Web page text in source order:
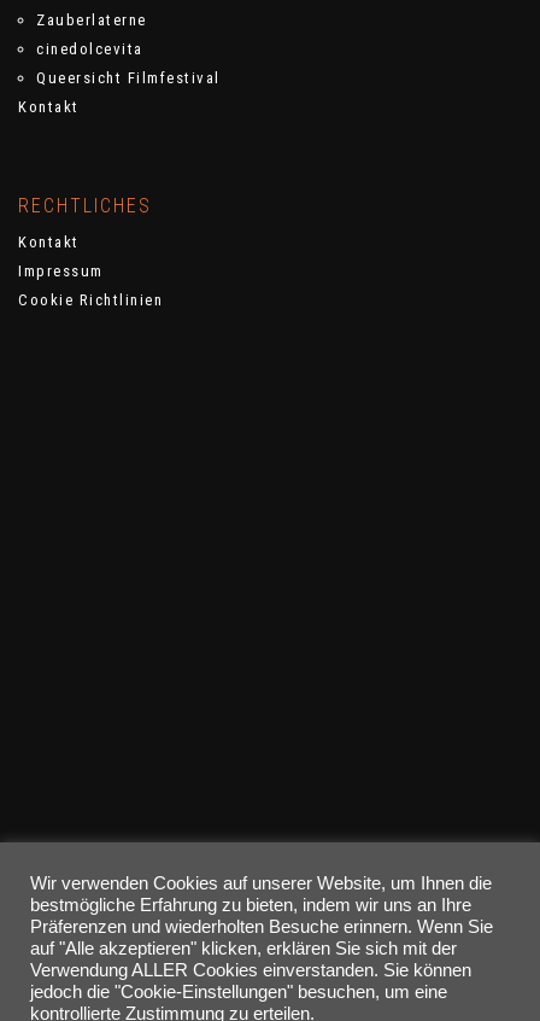
Zauberlaterne
cinedolcevita
Queersicht Filmfestival
Kontakt
RECHTLICHES
Kontakt
Impressum
Cookie Richtlinien
Wir verwenden Cookies auf unserer Website, um Ihnen die
bestmögliche Erfahrung zu bieten, indem wir uns an Ihre
Präferenzen und wiederholten Besuche erinnern. Wenn Sie
auf "Alle akzeptieren" klicken, erklären Sie sich mit der
Verwendung ALLER Cookies einverstanden. Sie können
jedoch die "Cookie-Einstellungen" besuchen, um eine
kontrollierte Zustimmung zu erteilen.